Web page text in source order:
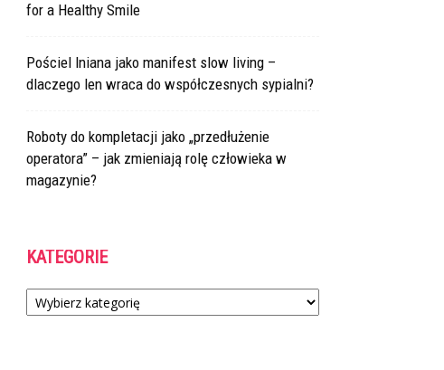
for a Healthy Smile
Pościel lniana jako manifest slow living –
dlaczego len wraca do współczesnych sypialni?
Roboty do kompletacji jako „przedłużenie
operatora” – jak zmieniają rolę człowieka w
magazynie?
KATEGORIE
Kategorie